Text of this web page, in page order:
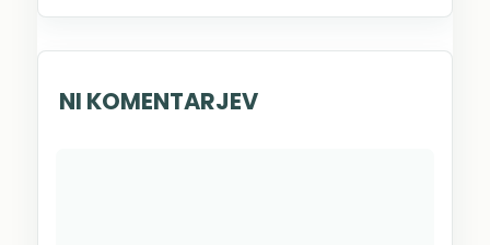
NI KOMENTARJEV